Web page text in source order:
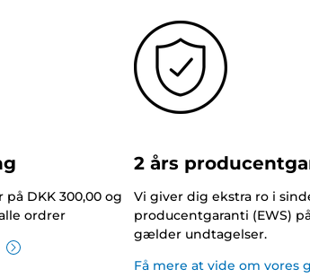
på DKK 300,00 og
ordrer
2 års
Vi giver dig ekstra ro i
producentgaranti (EWS)
gælder undtagelser.
Få mere at vide om vores